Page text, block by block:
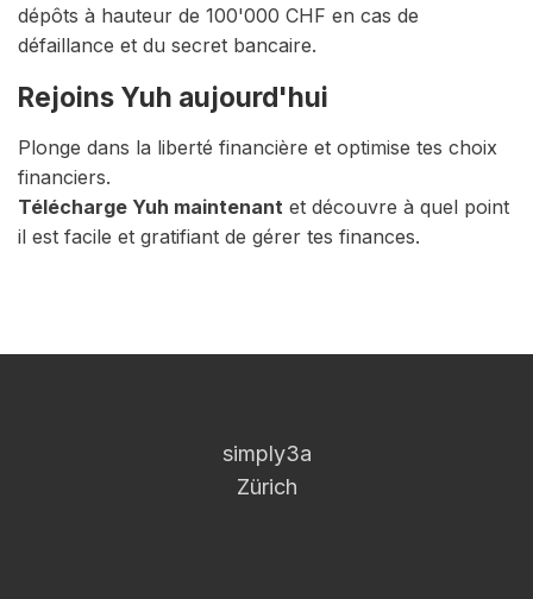
dépôts à hauteur de 100'000 CHF en cas de
défaillance et du secret bancaire.
Rejoins Yuh aujourd'hui
Plonge dans la liberté financière et optimise tes choix
financiers.
Télécharge Yuh maintenant et découvre à quel point
il est facile et gratifiant de gérer tes finances.
simply3a
Zürich